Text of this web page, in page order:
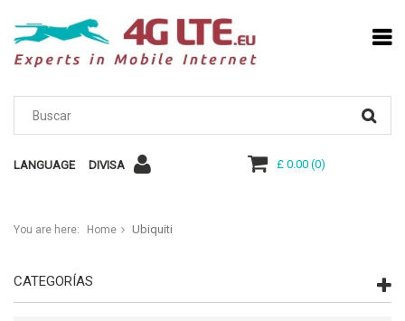
LANGUAGE DIVISA £ 0.00(0)
You are here: Home Ubiquiti
CATEGORÍAS